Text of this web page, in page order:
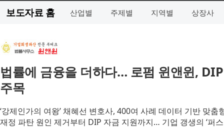
보도자료 홈 산업별 주제별 지역별 상장사
법률에 금융을 더하다… 로펌 윈앤윈,
주목
‘강제인가의 여왕’ 채혜선 변호사, 400여 사례 데이터 기반 맞춤
재정 파탄 원인 제거부터 DIP 자금 지원까지… 기업 갱생의 ‘퍼